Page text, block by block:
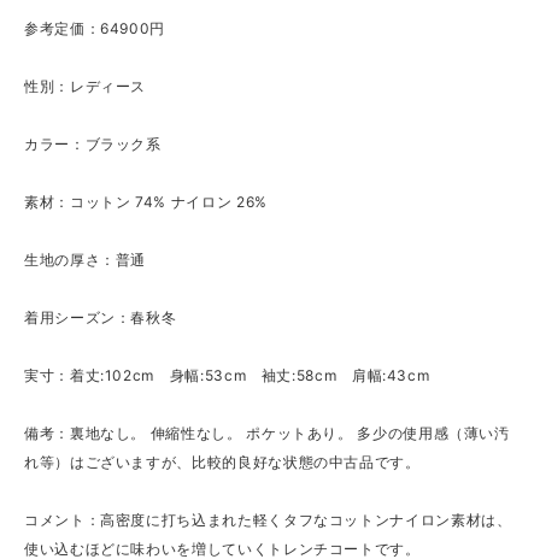
参考定価：64900円
性別：レディース
カラー：ブラック系
素材：コットン 74% ナイロン 26%
生地の厚さ：普通
着用シーズン：春秋冬
実寸：着丈:102cm 身幅:53cm 袖丈:58cm 肩幅:43cm
備考：裏地なし。 伸縮性なし。 ポケットあり。 多少の使用感（薄い汚
れ等）はございますが、比較的良好な状態の中古品です。
コメント：高密度に打ち込まれた軽くタフなコットンナイロン素材は、
使い込むほどに味わいを増していくトレンチコートです。